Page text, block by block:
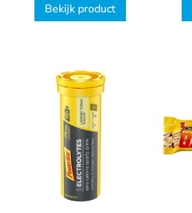
Bekijk product